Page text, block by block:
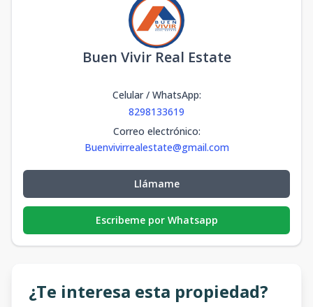
Buen Vivir Real Estate
Celular / WhatsApp:
8298133619
Correo electrónico:
Buenvivirrealestate@gmail.com
Llámame
Escribeme por Whatsapp
¿Te interesa esta propiedad?